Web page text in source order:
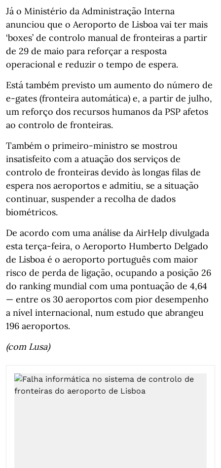
Já o Ministério da Administração Interna
anunciou que o Aeroporto de Lisboa vai ter mais
‘boxes’ de controlo manual de fronteiras a partir
de 29 de maio para reforçar a resposta
operacional e reduzir o tempo de espera.
Está também previsto um aumento do número de
e-gates (fronteira automática) e, a partir de julho,
um reforço dos recursos humanos da PSP afetos
ao controlo de fronteiras.
Também o primeiro-ministro se mostrou
insatisfeito com a atuação dos serviços de
controlo de fronteiras devido às longas filas de
espera nos aeroportos e admitiu, se a situação
continuar, suspender a recolha de dados
biométricos.
De acordo com uma análise da AirHelp divulgada
esta terça-feira, o Aeroporto Humberto Delgado
de Lisboa é o aeroporto português com maior
risco de perda de ligação, ocupando a posição 26
do ranking mundial com uma pontuação de 4,64
— entre os 30 aeroportos com pior desempenho
a nível internacional, num estudo que abrangeu
196 aeroportos.
(com Lusa)